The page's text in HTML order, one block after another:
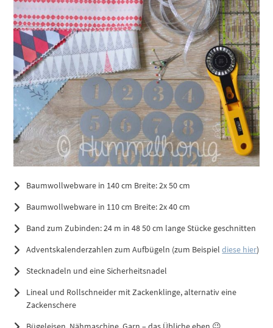
Baumwollwebware in 140 cm Breite: 2x 50 cm
Baumwollwebware in 110 cm Breite: 2x 40 cm
Band zum Zubinden: 24 m in 48 50 cm lange Stücke geschnitten
Adventskalenderzahlen zum Aufbügeln (zum Beispieldiese hier)
Stecknadeln und eine Sicherheitsnadel
Lineal und Rollschneider mit Zackenklinge, alternativ eine
Zackenschere